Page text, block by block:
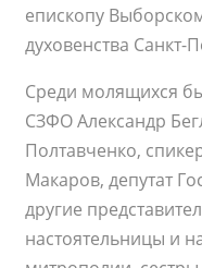
епископу
духовенства Санкт-
Среди молящихся
СЗФО Александр
Полтавченко,
Макаров, депутат
другие
настоятельницы и